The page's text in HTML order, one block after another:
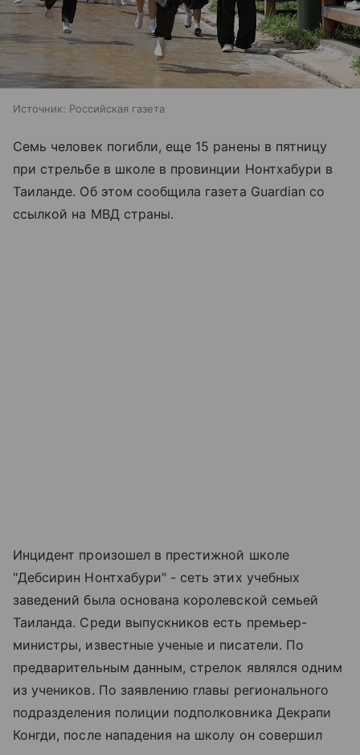
Источник: Российская газета
Семь человек погибли, еще 15 ранены в пятницу
при стрельбе в школе в провинции Нонтхабури в
Таиланде. Об этом сообщила газета Guardian со
ссылкой на МВД страны.
Инцидент произошел в престижной школе
"Дебсирин Нонтхабури" - сеть этих учебных
заведений была основана королевской семьей
Таиланда. Среди выпускников есть премьер-
министры, известные ученые и писатели. По
предварительным данным, стрелок являлся одним
из учеников. По заявлению главы регионального
подразделения полиции подполковника Декрапи
Конгди, после нападения на школу он совершил